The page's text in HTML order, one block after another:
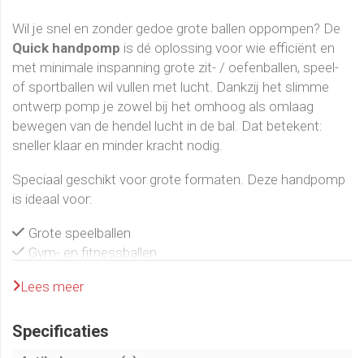
Wil je snel en zonder gedoe grote ballen oppompen? De
Quick handpomp is dé oplossing voor wie efficiënt en
met minimale inspanning grote zit- / oefenballen, speel-
of sportballen wil vullen met lucht. Dankzij het slimme
ontwerp pomp je zowel bij het omhoog als omlaag
bewegen van de hendel lucht in de bal. Dat betekent:
sneller klaar en minder kracht nodig.
Speciaal geschikt voor grote formaten. Deze handpomp
is ideaal voor:
Grote speelballen
Gym- en fitnessballen
Door het extra grote formaat verplaats je per
zelfs grote ballen in korte tijd stevig opgepompt.
Lees meer
Specificaties